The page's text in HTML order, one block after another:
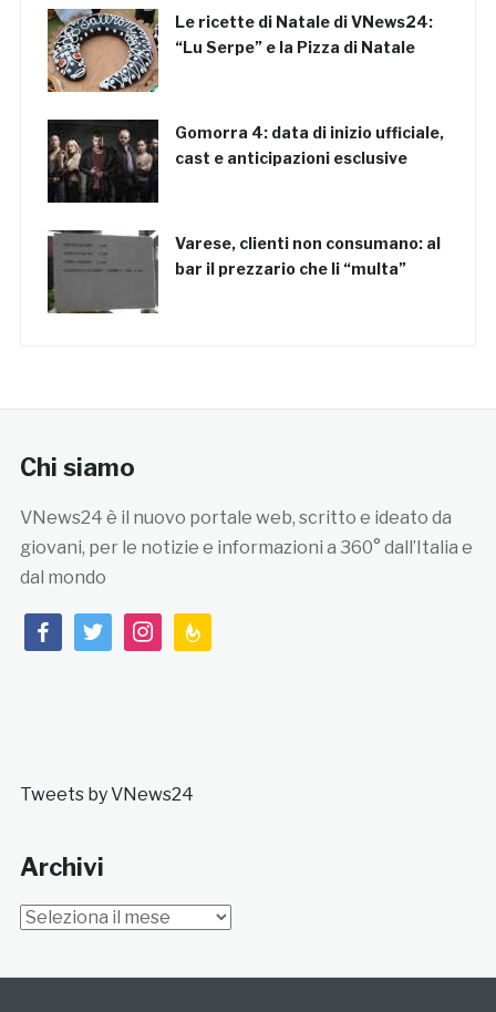
Le ricette di Natale di VNews24:
“Lu Serpe” e la Pizza di Natale
Gomorra 4: data di inizio ufficiale,
cast e anticipazioni esclusive
Varese, clienti non consumano: al
bar il prezzario che li “multa”
Chi siamo
VNews24 è il nuovo portale web, scritto e ideato da
giovani, per le notizie e informazioni a 360° dall’Italia e
dal mondo
facebooktwitterinstagramfeedburner
Tweets by VNews24
Archivi
Archivi